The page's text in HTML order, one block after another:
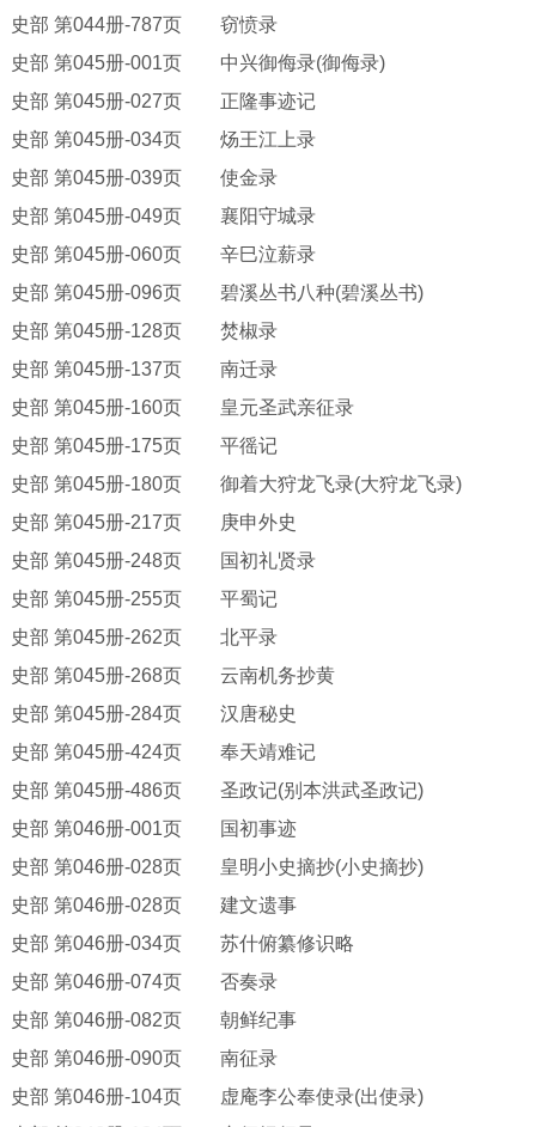
史部 第044册-787页 窃愤录
史部 第045册-001页 中兴御侮录(御侮录)
史部 第045册-027页 正隆事迹记
史部 第045册-034页 炀王江上录
史部 第045册-039页 使金录
史部 第045册-049页 襄阳守城录
史部 第045册-060页 辛巳泣薪录
史部 第045册-096页 碧溪丛书八种(碧溪丛书)
史部 第045册-128页 焚椒录
史部 第045册-137页 南迁录
史部 第045册-160页 皇元圣武亲征录
史部 第045册-175页 平徭记
史部 第045册-180页 御着大狩龙飞录(大狩龙飞录)
史部 第045册-217页 庚申外史
史部 第045册-248页 国初礼贤录
史部 第045册-255页 平蜀记
史部 第045册-262页 北平录
史部 第045册-268页 云南机务抄黄
史部 第045册-284页 汉唐秘史
史部 第045册-424页 奉天靖难记
史部 第045册-486页 圣政记(别本洪武圣政记)
史部 第046册-001页 国初事迹
史部 第046册-028页 皇明小史摘抄(小史摘抄)
史部 第046册-028页 建文遗事
史部 第046册-034页 苏什俯纂修识略
史部 第046册-074页 否奏录
史部 第046册-082页 朝鲜纪事
史部 第046册-090页 南征录
史部 第046册-104页 虚庵李公奉使录(出使录)